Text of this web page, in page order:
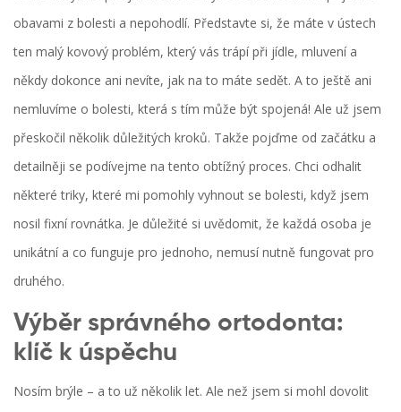
obavami z bolesti a nepohodlí. Představte si, že máte v ústech
ten malý kovový problém, který vás trápí při jídle, mluvení a
někdy dokonce ani nevíte, jak na to máte sedět. A to ještě ani
nemluvíme o bolesti, která s tím může být spojená! Ale už jsem
přeskočil několik důležitých kroků. Takže pojďme od začátku a
detailněji se podívejme na tento obtížný proces. Chci odhalit
některé triky, které mi pomohly vyhnout se bolesti, když jsem
nosil fixní rovnátka. Je důležité si uvědomit, že každá osoba je
unikátní a co funguje pro jednoho, nemusí nutně fungovat pro
druhého.
Výběr správného ortodonta:
klíč k úspěchu
Nosím brýle – a to už několik let. Ale než jsem si mohl dovolit